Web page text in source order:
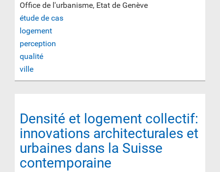
Office de l'urbanisme, Etat de Genève
étude de cas
logement
perception
qualité
ville
Densité et logement collectif:
innovations architecturales et
urbaines dans la Suisse
contemporaine